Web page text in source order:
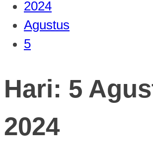
2024
Agustus
5
Hari: 5
2024